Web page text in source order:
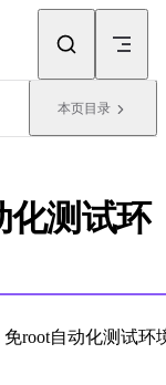
本页目录
化测试环
免root自动化测试环